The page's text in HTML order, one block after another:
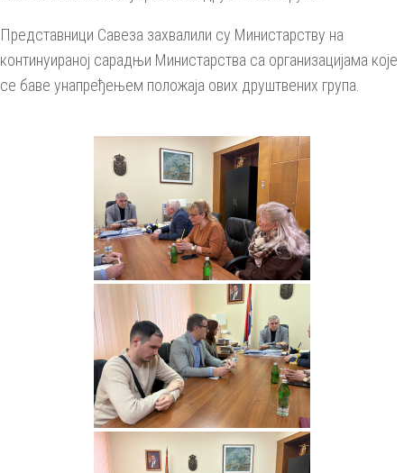
Представници Савеза захвалили су Министарству на
континуираној сарадњи Министарства са организацијама које
се баве унапређењем положаја ових друштвених група.